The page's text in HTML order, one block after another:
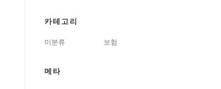
카테고리
미분류 보험
메타